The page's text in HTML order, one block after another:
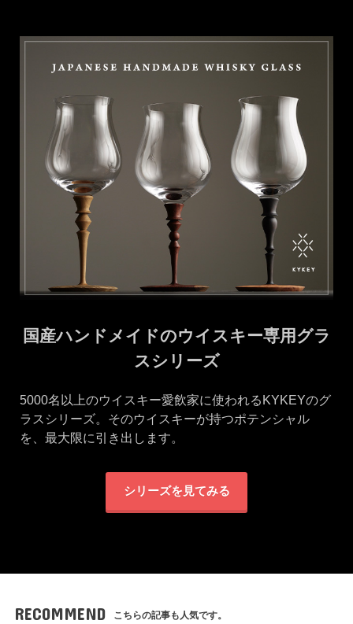
国産ハンドメイドのウイスキー専用グラ
スシリーズ
5000名以上のウイスキー愛飲家に使われるKYKEYのグ
ラスシリーズ。そのウイスキーが持つポテンシャル
を、最大限に引き出します。
シリーズを見てみる
RECOMMEND こちらの記事も人気です。